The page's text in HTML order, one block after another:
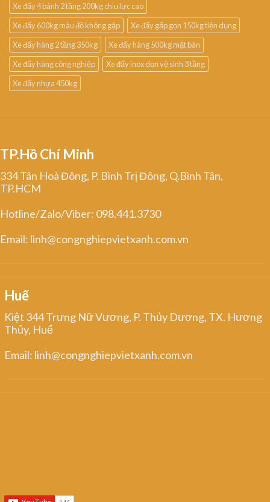
Xe đẩy 4 bánh 2 tầng 200kg chịu lực cao
Xe đẩy 600kg màu đỏ không gập
Xe đẩy gấp gọn 150kg tiện dụng
Xe đẩy hàng 2 tầng 350kg
Xe đẩy hàng 500kg mặt bàn
Xe đẩy hàng công nghiệp
Xe đẩy inox dọn vệ sinh 3 tầng
Xe đẩy nhựa 450kg
TP.Hồ Chí Minh
334 Tân Hoà Đông, P. Bình Trị Đông, Q.Bình Tân,
TP.HCM
Hotline/Zalo/Viber: 098.441.3730
Email: linh@congnghiepvietxanh.com.vn
Huế
Kiệt 344 Trưng Nữ Vương, P. Thủy Dương, TX. Hương
Thủy, Huế
Email: linh@congnghiepvietxanh.com.vn